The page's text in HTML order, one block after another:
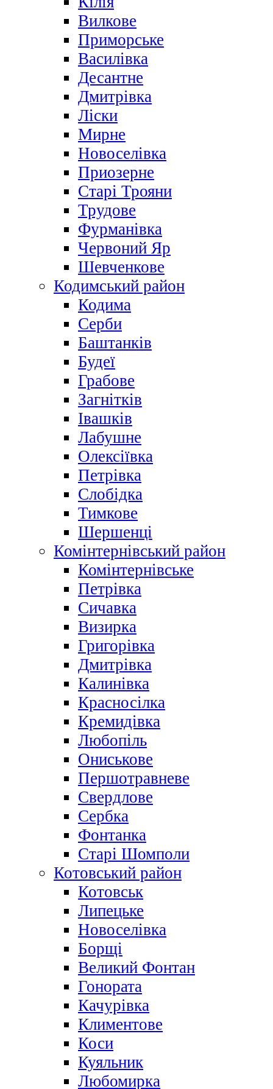
Вилкове
Приморське
Василівка
Десантне
Дмитрівка
Ліски
Мирне
Новоселівка
Приозерне
Старі Трояни
Трудове
Фурманівка
Червоний Яр
Шевченкове
Кодимський район
Кодима
Серби
Баштанків
Будеї
Грабове
Загнітків
Івашків
Лабушне
Олексіївка
Петрівка
Слобідка
Тимкове
Шершенці
Комінтернівський район
Комінтернівське
Петрівка
Сичавка
Визирка
Григорівка
Дмитрівка
Калинівка
Красносілка
Кремидівка
Любопіль
Ониськове
Першотравневе
Свердлове
Сербка
Фонтанка
Старі Шомполи
Котовський район
Котовськ
Липецьке
Новоселівка
Борщі
Великий Фонтан
Гонората
Качурівка
Климентове
Коси
Куяльник
Любомирка